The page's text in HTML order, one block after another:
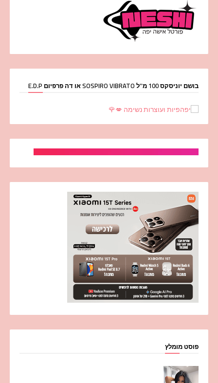
בושם יוניסקס 100 מ''ל SOSPIRO VIBRATO או דה פרפיום E.D.P
פוסט מומלץ